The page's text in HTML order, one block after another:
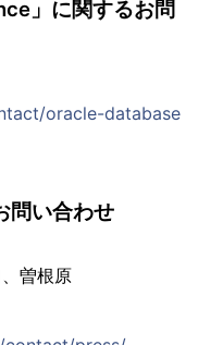
」に関するお問
oracle-database
問い合わせ
曽根原